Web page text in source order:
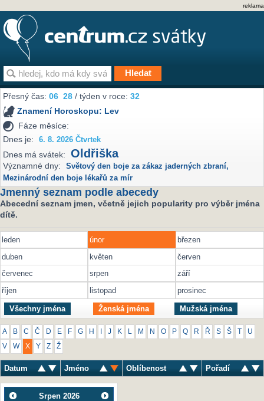
reklama
Přesný čas:06 28 / týden v roce:32
Znamení Horoskopu: Lev
Fáze měsíce:
Dnes je:
6. 8. 2026 Čtvrtek
Dnes má svátek: Oldřiška
Významné dny: Světový den boje za zákaz jaderných zbraní,
Mezinárodní den boje lékařů za mír
Jmenný seznam podle abecedy
Abecední seznam jmen, včetně jejich popularity pro výběr jména
dítě.
leden únor
březen
duben
květen
červen
červenec
srpen
září
říjen
listopad prosinec
Všechny jména Ženská jména Mužská jména
A B C Č D E F G H J K M N O P Q R Ř S Š U
V W X Y Z Ž
Datum Jméno Oblíbenost Pořadí
Srpen 2026